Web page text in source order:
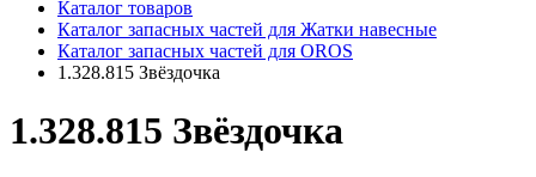
Каталог товаров
Каталог запасных частей для Жатки навесные
Каталог запасных частей для OROS
1.328.815 Звёздочка
1.328.815 Звёздочка